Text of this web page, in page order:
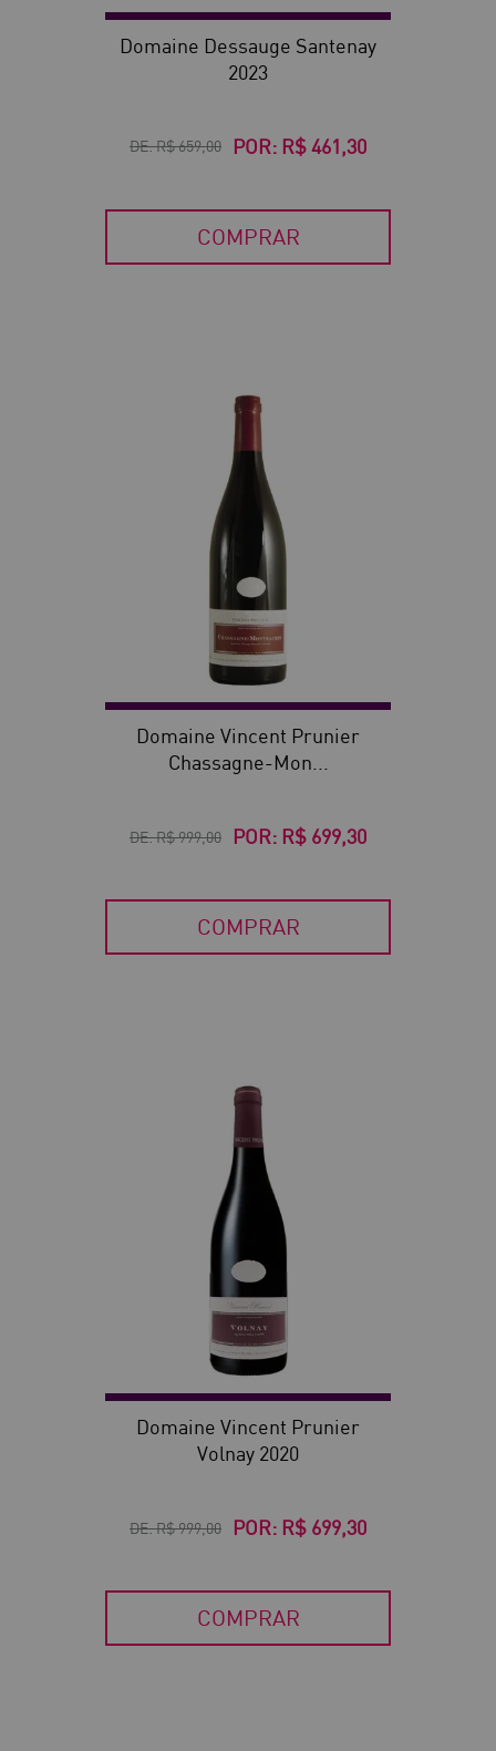
Domaine Dessauge Santenay
2023
DE:R$ 659,00 POR: R$ 461,30
COMPRAR
Domaine Vincent Prunier
Chassagne-Mon...
DE:R$ 999,00 POR: R$ 699,30
COMPRAR
Domaine Vincent Prunier
Volnay 2020
DE:R$ 999,00 POR: R$ 699,30
COMPRAR